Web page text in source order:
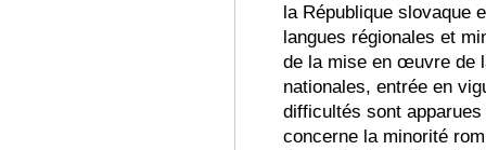
la République slovaque
langues régionales et
de la mise en œuvre de
nationales, entrée en
difficultés sont
concerne la minorité rom